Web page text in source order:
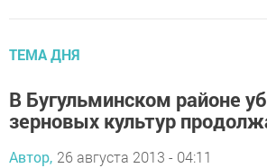
ТЕМА ДНЯ
В Бугульминском районе
зерновых культур
Автор, 26 августа 2013 - 04:11